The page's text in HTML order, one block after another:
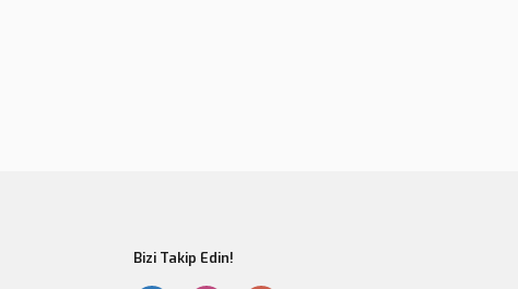
GönderBizi Takip Edin!